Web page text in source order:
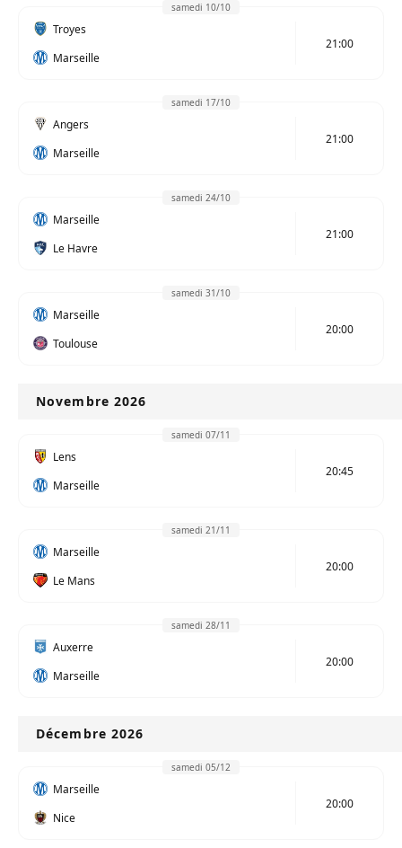
samedi 10/10
Troyes
Marseille
21:00
samedi 17/10
Angers
Marseille
21:00
samedi 24/10
Marseille
Le Havre
21:00
samedi 31/10
Marseille
Toulouse
20:00
Novembre 2026
samedi 07/11
Lens
Marseille
20:45
samedi 21/11
Marseille
Le Mans
20:00
samedi 28/11
Auxerre
Marseille
20:00
Décembre 2026
samedi 05/12
Marseille
Nice
20:00